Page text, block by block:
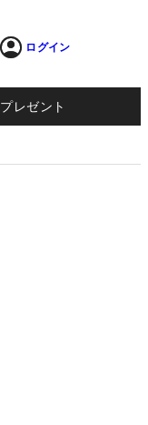
ログイン
プレゼント